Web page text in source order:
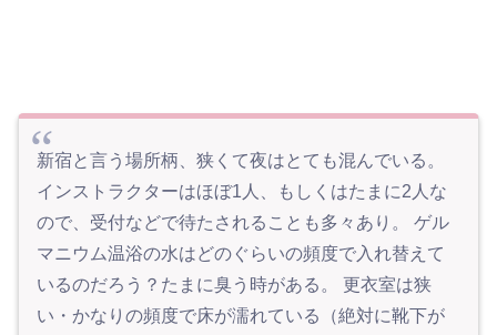
新宿と言う場所柄、狭くて夜はとても混んでいる。
インストラクターはほぼ1人、もしくはたまに2人な
ので、受付などで待たされることも多々あり。 ゲル
マニウム温浴の水はどのぐらいの頻度で入れ替えて
いるのだろう？たまに臭う時がある。 更衣室は狭
い・かなりの頻度で床が濡れている（絶対に靴下が